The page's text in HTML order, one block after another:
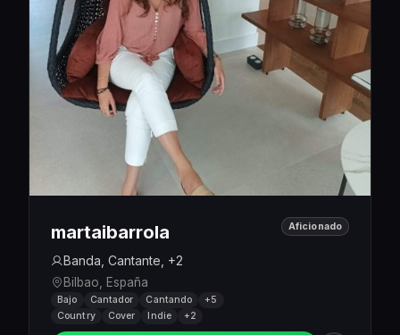
martaibarrola
Banda, Cantante, +2
Bilbao, España
Aficionado
Bajo Cantador Cantando
+5
Country
Cover Indie +2